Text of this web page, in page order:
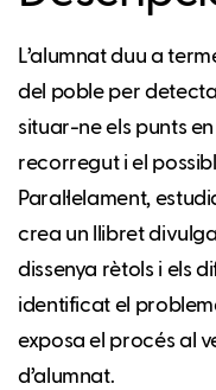
L’alumnat duu a
del poble per
situar-ne els punts
recorregut i el
Paral·lelament,
crea un llibret
dissenya rètols i els
identificat el
exposa el procés al
d’alumnat.